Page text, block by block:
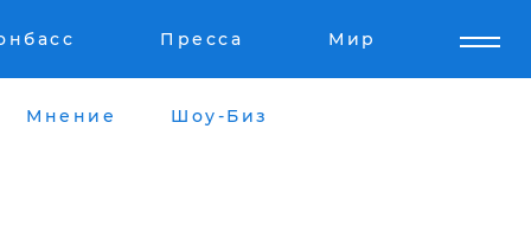
Пресса Мир
Мнение Шоу-Биз